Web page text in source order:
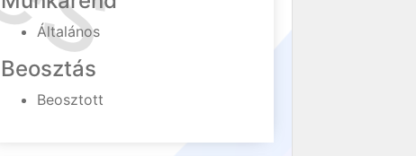
Általános
Beosztás
Beosztott